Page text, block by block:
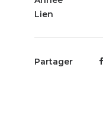
Lien
Partager